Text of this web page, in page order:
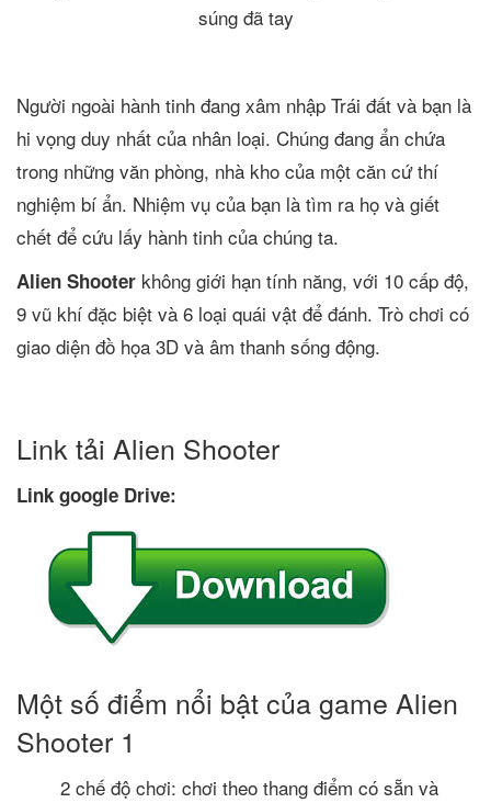
súng đã tay
Người ngoài hành tinh đang xâm nhập Trái đất và bạn là
hi vọng duy nhất của nhân loại. Chúng đang ẩn chứa
trong những văn phòng, nhà kho của một căn cứ thí
nghiệm bí ẩn. Nhiệm vụ của bạn là tìm ra họ và giết
chết để cứu lấy hành tinh của chúng ta.
Alien Shooter không giới hạn tính năng, với 10 cấp độ,
9 vũ khí đặc biệt và 6 loại quái vật để đánh. Trò chơi có
giao diện đồ họa 3D và âm thanh sống động.
Link tải Alien Shooter
Link google Drive:
Một số điểm nổi bật của game Alien
Shooter 1
2 chế độ chơi: chơi theo thang điểm có sẵn và